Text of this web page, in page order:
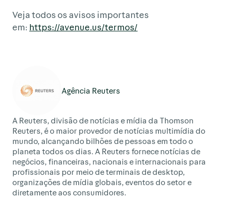
Veja todos os avisos importantes
em: https://avenue.us/termos/
Agência Reuters
A Reuters, divisão de notícias e mídia da Thomson
Reuters, é o maior provedor de notícias multimídia do
mundo, alcançando bilhões de pessoas em todo o
planeta todos os dias. A Reuters fornece notícias de
negócios, financeiras, nacionais e internacionais para
profissionais por meio de terminais de desktop,
organizações de mídia globais, eventos do setor e
diretamente aos consumidores.